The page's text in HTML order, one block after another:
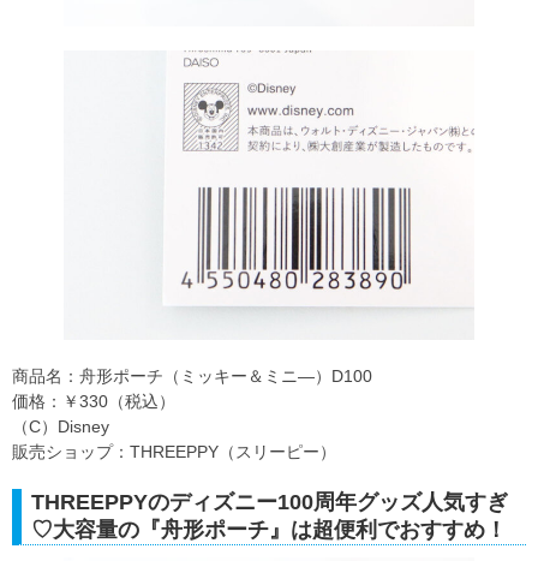
商品名：舟形ポーチ（ミッキー＆ミニ―）D100
価格：￥330（税込）
（C）Disney
販売ショップ：THREEPPY（スリーピー）
THREEPPYのディズニー100周年グッズ人気すぎ
♡大容量の『舟形ポーチ』は超便利でおすすめ！